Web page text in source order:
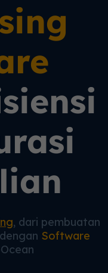
, dari pembuatan
Software